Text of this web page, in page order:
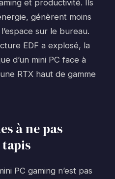
et productivité. Ils
génèrent moins
sur le bureau.
EDF a explosé, la
d’un mini PC face à
RTX haut de gamme
à ne pas
PC gaming n’est pas